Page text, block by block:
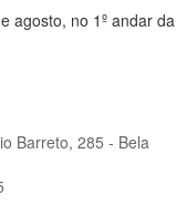
agosto, no 1º andar da
Barreto, 285 - Bela